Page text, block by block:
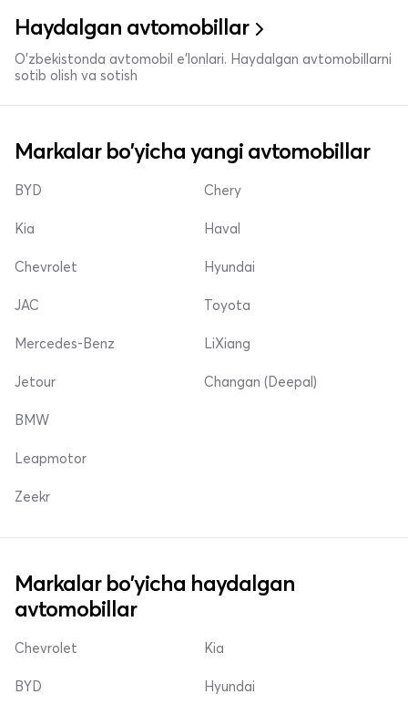
Haydalgan avtomobillar
O'zbekistonda avtomobil e’lonlari. Haydalgan avtomobillarni
sotib olish va sotish
Markalar bo'yicha yangi avtomobillar
BYD
Kia
Chevrolet
Chery
Haval
Hyundai
JAC
Mercedes-Benz
Jetour
Toyota
LiXiang
Changan (Deepal)
BMW
Leapmotor
Zeekr
Markalar bo'yicha haydalgan
avtomobillar
Chevrolet
BYD
Kia
Hyundai